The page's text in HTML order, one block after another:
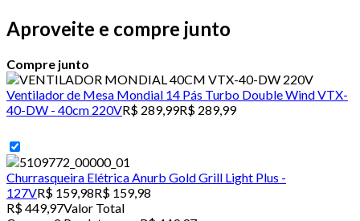
Aproveite e compre junto
Compre junto
Ventilador de Mesa Mondial 14 Pás Turbo Double Wind VTX-
40-DW - 40cm 220VR$ 289,99R$ 289,99
Churrasqueira Elétrica Anurb Gold Grill Light Plus -
127VR$ 159,98R$ 159,98
R$ 449,97Valor Total